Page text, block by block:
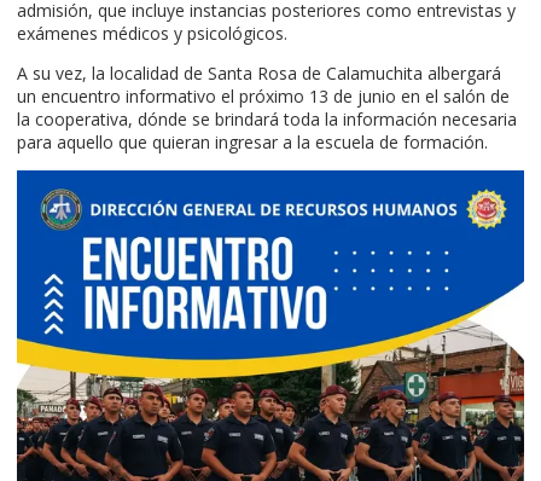
admisión, que incluye instancias posteriores como entrevistas y
exámenes médicos y psicológicos.
A su vez, la localidad de Santa Rosa de Calamuchita albergará
un encuentro informativo el próximo 13 de junio en el salón de
la cooperativa, dónde se brindará toda la información necesaria
para aquello que quieran ingresar a la escuela de formación.